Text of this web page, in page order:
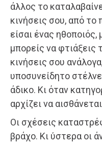
άλλος το
κινήσεις σου, από
είσαι ένας ηθοποιός,
μπορείς να φτιάξεις
κινήσεις σου
υποσυνείδητο
άδικο. Κι όταν
αρχίζει να
Οι σχέσεις
βράχο. Κι ύστερα οι